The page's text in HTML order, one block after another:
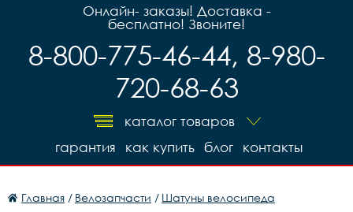
Онлайн- заказы! Доставка -
бесплатно! Звоните!
8-800-775-46-44, 8-980-
720-68-63
каталог товаров
контакты
блог
как купить
гарантия
Главная / Велозапчасти / Шатуны велосипеда